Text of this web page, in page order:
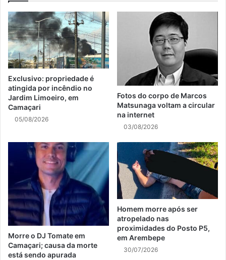
Exclusivo: propriedade é
atingida por incêndio no
Jardim Limoeiro, em
Camaçari
05/08/2026
Fotos do corpo de Marcos
Matsunaga voltam a circular
na internet
03/08/2026
Morre o DJ Tomate em
Camaçari; causa da morte
está sendo apurada
Homem morre após ser
atropelado nas
proximidades do Posto P5,
em Arembepe
30/07/2026